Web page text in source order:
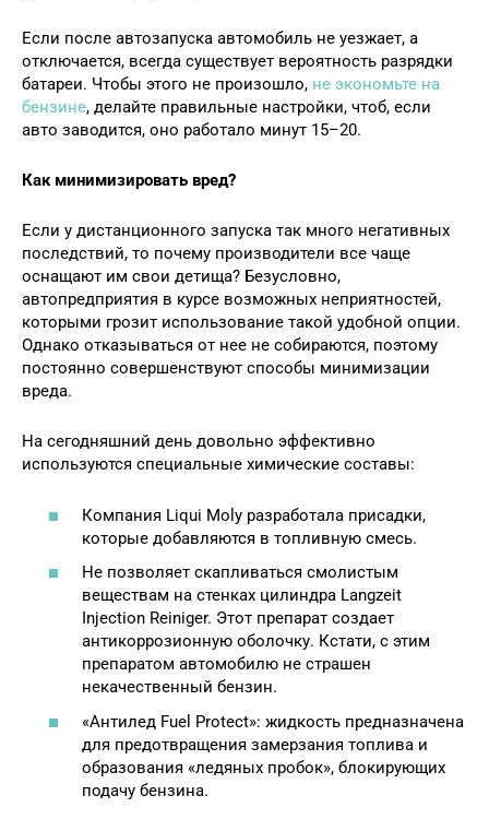
Если после автозапуска автомобиль не уезжает, а
отключается, всегда существует вероятность разрядки
батареи. Чтобы этого не произошло, не экономьте на
бензине, делайте правильные настройки, чтоб, если
авто заводится, оно работало минут 15–20.
Как минимизировать вред?
Если у дистанционного запуска так много негативных
последствий, то почему производители все чаще
оснащают им свои детища? Безусловно,
автопредприятия в курсе возможных неприятностей,
которыми грозит использование такой удобной опции.
Однако отказываться от нее не собираются, поэтому
постоянно совершенствуют способы минимизации
вреда.
На сегодняшний день довольно эффективно
используются специальные химические составы:
Компания Liqui Moly разработала присадки,
которые добавляются в топливную смесь.
Не позволяет скапливаться смолистым
веществам на стенках цилиндра Langzeit
Injection Reiniger. Этот препарат создает
антикоррозионную оболочку. Кстати, с этим
препаратом автомобилю не страшен
некачественный бензин.
«Антилед Fuel Protect»: жидкость предназначена
для предотвращения замерзания топлива и
образования «ледяных пробок», блокирующих
подачу бензина.